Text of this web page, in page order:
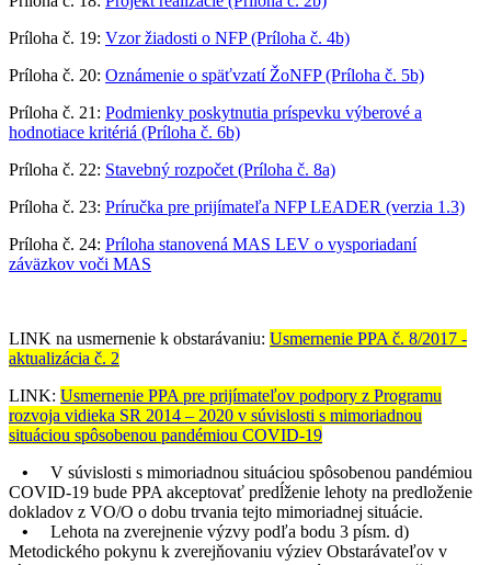
Príloha č. 19: Vzor žiadosti o NFP (Príloha č. 4b)
Príloha č. 20: Oznámenie o späťvzatí ŽoNFP (Príloha č. 5b)
Príloha č. 21: Podmienky poskytnutia príspevku výberové a
hodnotiace kritériá (Príloha č. 6b)
Príloha č. 22: Stavebný rozpočet (Príloha č. 8a)
Príloha č. 23: Príručka pre prijímateľa NFP LEADER (verzia 1.3)
Príloha č. 24: Príloha stanovená MAS LEV o vysporiadaní
záväzkov voči MAS
LINK na usmernenie k obstarávaniu: Usmernenie PPA č. 8/2017 -
aktualizácia č. 2
LINK: Usmernenie PPA pre prijímateľov podpory z Programu
rozvoja vidieka SR 2014 – 2020 v súvislosti s mimoriadnou
situáciou spôsobenou pandémiou COVID-19
• V súvislosti s mimoriadnou situáciou spôsobenou pandémiou
COVID-19 bude PPA akceptovať predĺženie lehoty na predloženie
dokladov z VO/O o dobu trvania tejto mimoriadnej situácie.
• Lehota na zverejnenie výzvy podľa bodu 3 písm. d)
Metodického pokynu k zverejňovaniu výziev Obstarávateľov v